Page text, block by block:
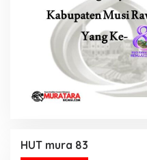
HUT mura 83